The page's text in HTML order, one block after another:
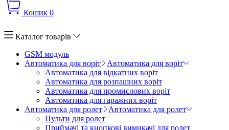
Кошик 0
Каталог товарів
GSM модуль
Автоматика для воріт
Автоматика для воріт
Автоматика для відкатних воріт
Автоматика для розпашних воріт
Автоматика для промислових воріт
Автоматика для гаражних воріт
Автоматика для ролет
Автоматика для ролет
Пульти для ролет
Приймачі та кнопкові вимикачі для ролет